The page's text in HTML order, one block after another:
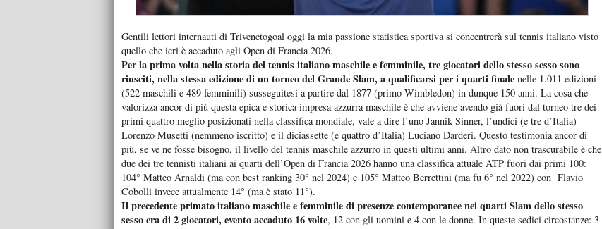
Gentili lettori internauti di Trivenetogoal oggi la mia passione statistica sportiva si concentrerà sul tennis italiano visto
quello che ieri è accaduto agli Open di Francia 2026.
Per la prima volta nella storia del tennis italiano maschile e femminile, tre giocatori dello stesso sesso sono
riusciti, nella stessa edizione di un torneo del Grande Slam, a qualificarsi per i quarti finale nelle 1.011 edizioni
(522 maschili e 489 femminili) susseguitesi a partire dal 1877 (primo Wimbledon) in dunque 150 anni. La cosa che
valorizza ancor di più questa epica e storica impresa azzurra maschile è che avviene avendo già fuori dal torneo tre dei
primi quattro meglio posizionati nella classifica mondiale, vale a dire l’uno Jannik Sinner, l’undici (e tre d’Italia)
Lorenzo Musetti (nemmeno iscritto) e il diciassette (e quattro d’Italia) Luciano Darderi. Questo testimonia ancor di
più, se ve ne fosse bisogno, il livello del tennis maschile azzurro in questi ultimi anni. Altro dato non trascurabile è che
due dei tre tennisti italiani ai quarti dell’Open di Francia 2026 hanno una classifica attuale ATP fuori dai primi 100:
104° Matteo Arnaldi (ma con best ranking 30° nel 2024) e 105° Matteo Berrettini (ma fu 6° nel 2022) con Flavio
Cobolli invece attualmente 14° (ma è stato 11°).
Il precedente primato italiano maschile e femminile di presenze contemporanee nei quarti Slam dello stesso
sesso era di 2 giocatori, evento accaduto 16 volte, 12 con gli uomini e 4 con le donne. In queste sedici circostanze: 3